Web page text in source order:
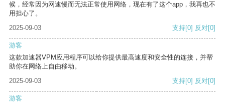
候，经常因为网速慢而无法正常使用网络，现在有了这个app，我再也不
用担心了。
2025-09-03
支持[0] 反对[0]
游客
这款加速器VPM应用程序可以给你提供最高速度和安全性的连接，并帮
助你在网络上自由移动。
2025-09-03
支持[0] 反对[0]
游客